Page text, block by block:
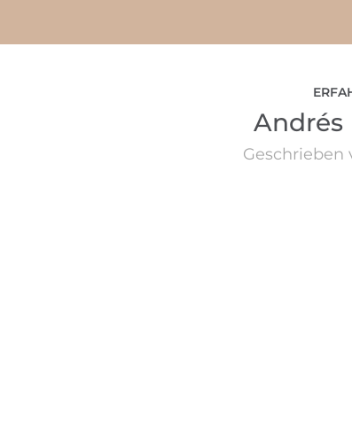
Andrés
Geschrieben